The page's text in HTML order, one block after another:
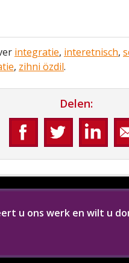
integratie, interetnisch,
, zihni özdil.
Delen:
u ons werk en wilt u